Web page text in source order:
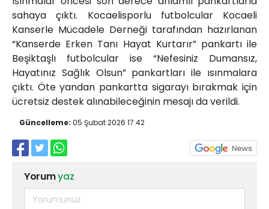
sahaya çıktı. Kocaelisporlu futbolcular Kocaeli
Kanserle Mücadele Derneği tarafından hazırlanan
“Kanserde Erken Tanı Hayat Kurtarır” pankartı ile
Beşiktaşlı futbolcular ise “Nefesiniz Dumansız,
Hayatınız Sağlık Olsun” pankartları ile ısınmalara
çıktı. Öte yandan pankartta sigarayı bırakmak için
ücretsiz destek alınabileceğinin mesajı da verildi.
Güncelleme: 05 Şubat 2026 17:42
Yorumyaz